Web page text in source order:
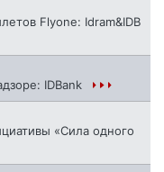
Flyone: Idram&IDB
IDBank
«Сила одного